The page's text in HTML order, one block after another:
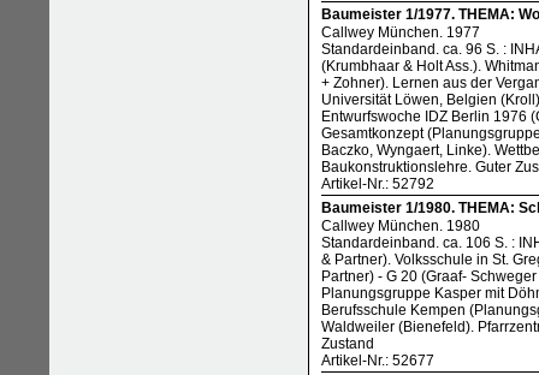
Baumeister 1/1977. THEMA:
Callwey München. 1977
Standardeinband. ca. 96 S. :
(Krumbhaar & Holt Ass.).
+ Zohner). Lernen aus der
Universität Löwen, Belgien
Entwurfswoche IDZ Berlin 1976
Gesamtkonzept
Baczko, Wyngaert, Linke).
Baukonstruktionslehre. Guter
Artikel-Nr.: 52792
Baumeister 1/1980. THEMA:
Callwey München. 1980
Standardeinband. ca. 106 S. :
& Partner). Volksschule in St.
Partner) - G 20 (Graaf-
Planungsgruppe Kasper mit
Berufsschule Kempen
Waldweiler (Bienefeld).
Zustand
Artikel-Nr.: 52677